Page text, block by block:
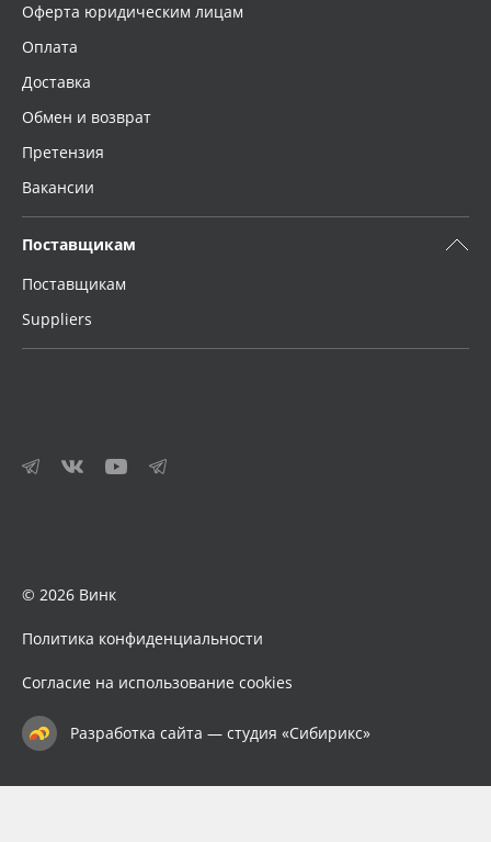
Оферта юридическим лицам
Оплата
Доставка
Обмен и возврат
Претензия
Вакансии
Поставщикам
Поставщикам
Suppliers
© 2026 Винк
Политика конфиденциальности
Согласие на использование cookies
Разработка сайта — студия «Сибирикс»